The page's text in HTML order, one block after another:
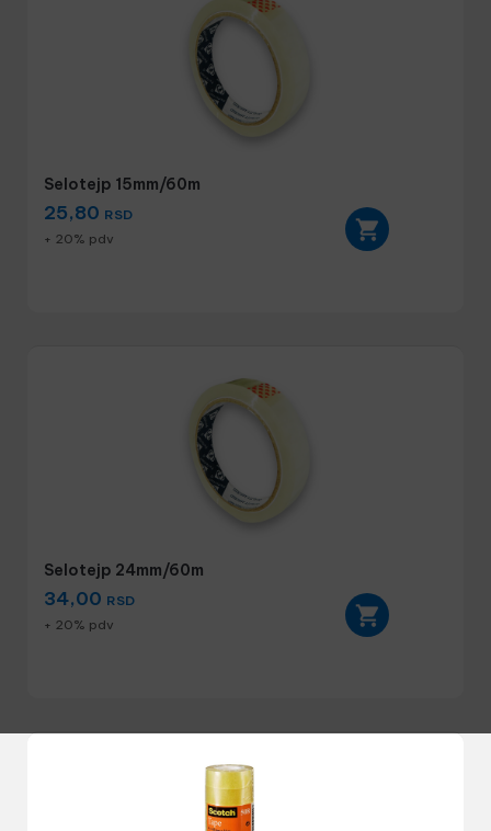
Selotejp 15mm/60m
25,80 RSD
+ 20% pdv
Selotejp 24mm/60m
34,00 RSD
+ 20% pdv